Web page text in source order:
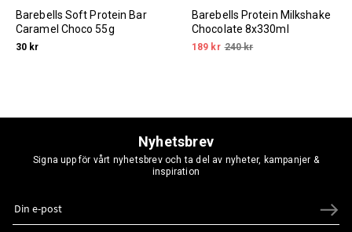
Barebells Soft Protein Bar
Caramel Choco 55g
30 kr
Barebells Protein Milkshake
Chocolate 8x330ml
189 kr 240 kr
Nyhetsbrev
Signa upp för vårt nyhetsbrev och ta del av nyheter, kampanjer &
inspiration